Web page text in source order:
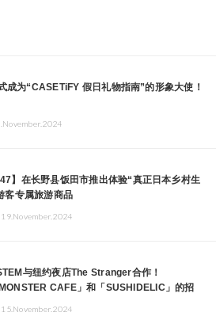
成为“CASETiFY 假日礼物指南”的形象大使！
】在长野县饭田市推出体验“真正日本乡村生
客专属旅游商品
19.November.2024
与纽约夜店The Stranger合作！
MONSTER CAFE」和「SUSHIDELIC」的招
15.November.2024